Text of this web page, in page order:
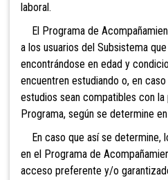
laboral.
El Programa de
a los usuarios del Subsistema
encontrándose en edad y
encuentren estudiando o, en
estudios sean compatibles con
Programa, según se determine
En caso que así se determine,
en el Programa de
acceso preferente y/o